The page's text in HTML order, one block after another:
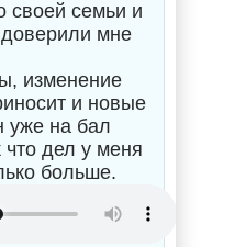
своей семьи и
мне
изменение
и новые
на бал
дел у меня
больше.